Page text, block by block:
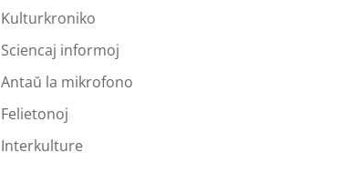
Kulturkroniko
Sciencaj informoj
Antaŭ la mikrofono
Felietonoj
Interkulture